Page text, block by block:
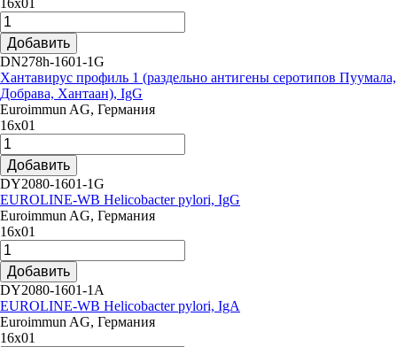
16х01
Добавить
DN278h-1601-1G
Хантавирус профиль 1 (раздельно антигены серотипов Пуумала,
Добрава, Хантаан), IgG
Euroimmun AG, Германия
16х01
Добавить
DY2080-1601-1G
EUROLINE-WB Helicobacter pylori, IgG
Euroimmun AG, Германия
16х01
Добавить
DY2080-1601-1A
EUROLINE-WB Helicobacter pylori, IgA
Euroimmun AG, Германия
16х01